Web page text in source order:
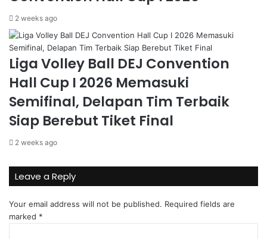
2 weeks ago
Liga Volley Ball DEJ Convention
Hall Cup I 2026 Memasuki
Semifinal, Delapan Tim Terbaik
Siap Berebut Tiket Final
2 weeks ago
Leave a Reply
Your email address will not be published. Required fields are
marked *